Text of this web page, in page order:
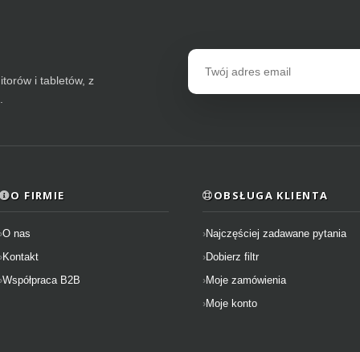
i tabletów, z
Adres
email
O FIRMIE
O nas
Kontakt
Współpraca B2B
OBSŁUGA KLIENTA
Najczęściej zadawane pytania
Dobierz filtr
Moje zamówienia
Moje konto